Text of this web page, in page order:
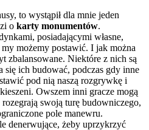
to wystąpił dla mnie jeden
o karty monumentów.
posiadającymi własne,
możemy postawić. I jak można
zbalansowane. Niektóre z nich są
się ich budować, podczas gdy inne
pod nią naszą rozgrywkę i
Owszem inni gracze mogą
swoją turę budowniczego,
pole manewru.
denerwujące, żeby uprzykrzyć